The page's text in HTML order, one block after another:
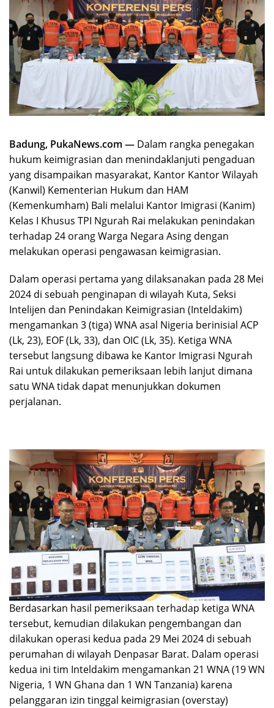
Badung, PukaNews.com — Dalam rangka penegakan
hukum keimigrasian dan menindaklanjuti pengaduan
yang disampaikan masyarakat, Kantor Kantor Wilayah
(Kanwil) Kementerian Hukum dan HAM
(Kemenkumham) Bali melalui Kantor Imigrasi (Kanim)
Kelas I Khusus TPI Ngurah Rai melakukan penindakan
terhadap 24 orang Warga Negara Asing dengan
melakukan operasi pengawasan keimigrasian.
Dalam operasi pertama yang dilaksanakan pada 28 Mei
2024 di sebuah penginapan di wilayah Kuta, Seksi
Intelijen dan Penindakan Keimigrasian (Inteldakim)
mengamankan 3 (tiga) WNA asal Nigeria berinisial ACP
(Lk, 23), EOF (Lk, 33), dan OIC (Lk, 35). Ketiga WNA
tersebut langsung dibawa ke Kantor Imigrasi Ngurah
Rai untuk dilakukan pemeriksaan lebih lanjut dimana
satu WNA tidak dapat menunjukkan dokumen
perjalanan.
Berdasarkan hasil pemeriksaan terhadap ketiga WNA
tersebut, kemudian dilakukan pengembangan dan
dilakukan operasi kedua pada 29 Mei 2024 di sebuah
perumahan di wilayah Denpasar Barat. Dalam operasi
kedua ini tim Inteldakim mengamankan 21 WNA (19 WN
Nigeria, 1 WN Ghana dan 1 WN Tanzania) karena
pelanggaran izin tinggal keimigrasian (overstay)